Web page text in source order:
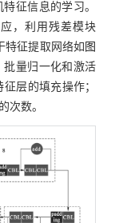
征信息的学习。
，利用残差模块
特征提取网络如 图
批量归一化和激活
层的填充操作；
次数。